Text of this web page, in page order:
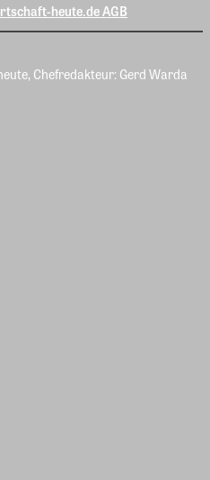
heute.de AGB
Chefredakteur: Gerd Warda